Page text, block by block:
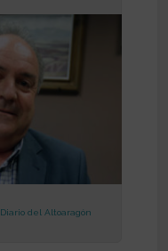
Diario del Altoaragón